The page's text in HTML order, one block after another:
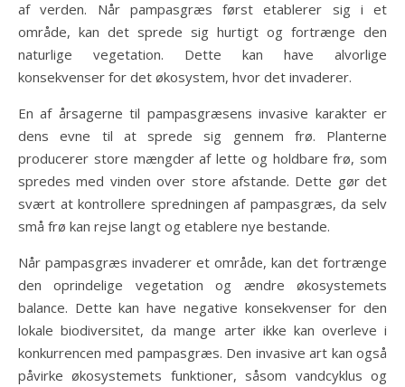
af verden. Når pampasgræs først etablerer sig i et
område, kan det sprede sig hurtigt og fortrænge den
naturlige vegetation. Dette kan have alvorlige
konsekvenser for det økosystem, hvor det invaderer.
En af årsagerne til pampasgræsens invasive karakter er
dens evne til at sprede sig gennem frø. Planterne
producerer store mængder af lette og holdbare frø, som
spredes med vinden over store afstande. Dette gør det
svært at kontrollere spredningen af pampasgræs, da selv
små frø kan rejse langt og etablere nye bestande.
Når pampasgræs invaderer et område, kan det fortrænge
den oprindelige vegetation og ændre økosystemets
balance. Dette kan have negative konsekvenser for den
lokale biodiversitet, da mange arter ikke kan overleve i
konkurrencen med pampasgræs. Den invasive art kan også
påvirke økosystemets funktioner, såsom vandcyklus og